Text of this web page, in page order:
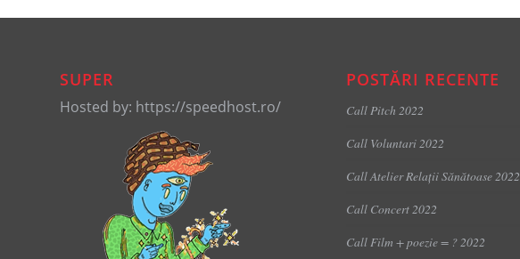
SUPER
Hosted by: https://speedhost.ro/
POSTĂRI RECENTE
Call Pitch 2022
Call Voluntari 2022
Call Atelier Relații Sănătoase 2022
Call Concert 2022
Call Film + poezie = ? 2022